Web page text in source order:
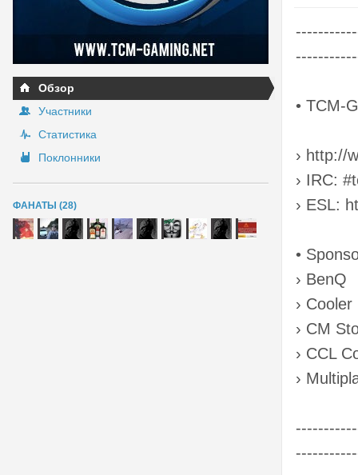
Обзор
Участники
Статистика
Поклонники
ФАНАТЫ (28)
• TCM-
› http://
› IRC:
› ESL:
•
› BenQ
›
› CM
› CCL
›